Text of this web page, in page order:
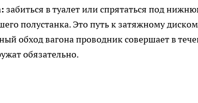
забиться в туалет или спрятаться под
полустанка. Это путь к затяжному
обход вагона проводник совершает в
обязательно.